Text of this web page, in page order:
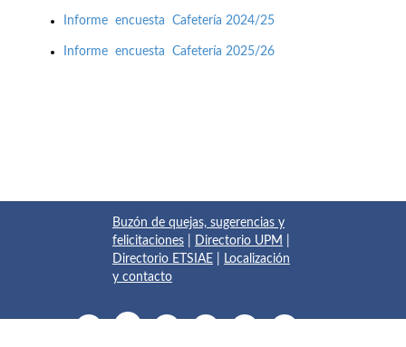
Informe encuesta Cafetería 2024/25
Informe encuesta Cafetería 2025/26
Buzón de quejas, sugerencias y
felicitaciones
Directorio UPM
Directorio ETSIAE
Localización
y contacto